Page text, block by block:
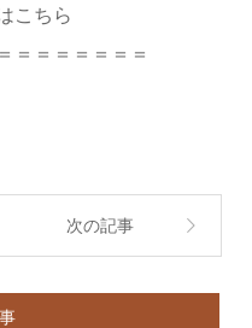
こちら
＝＝＝＝＝＝＝
次の記事